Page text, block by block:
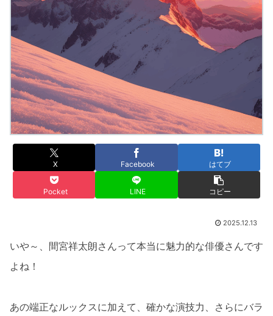
X Facebook はてブ
Pocket LINE コピー
2025.12.13
いや～、間宮祥太朗さんって本当に魅力的な俳優さんです
よね！
あの端正なルックスに加えて、確かな演技力、さらにバラ